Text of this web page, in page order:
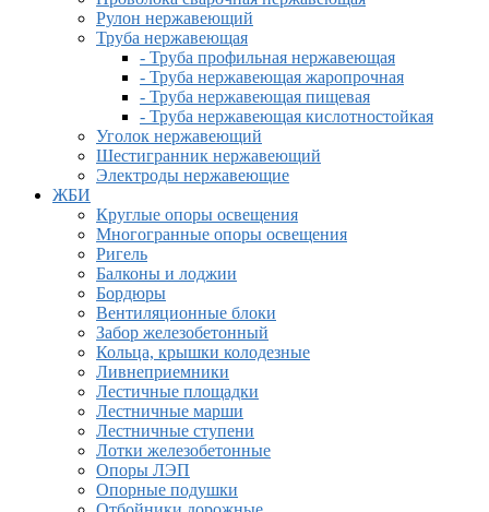
Рулон нержавеющий
Труба нержавеющая
- Труба профильная нержавеющая
- Труба нержавеющая жаропрочная
- Труба нержавеющая пищевая
- Труба нержавеющая кислотностойкая
Уголок нержавеющий
Шестигранник нержавеющий
Электроды нержавеющие
ЖБИ
Круглые опоры освещения
Многогранные опоры освещения
Ригель
Балконы и лоджии
Бордюры
Вентиляционные блоки
Забор железобетонный
Кольца, крышки колодезные
Ливнеприемники
Лестичные площадки
Лестничные марши
Лестничные ступени
Лотки железобетонные
Опоры ЛЭП
Опорные подушки